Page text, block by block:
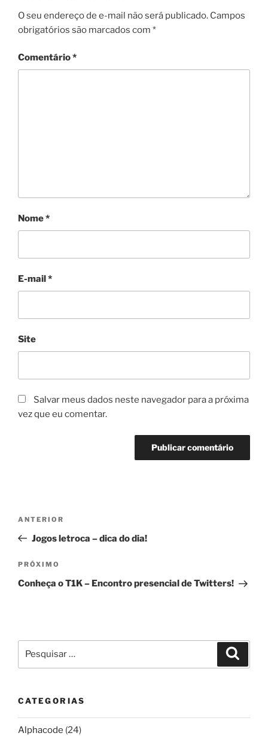
O seu endereço de e-mail não será publicado. Campos
obrigatórios são marcados com *
Comentário*
Nome*
E-mail*
Site
Salvar meus dados neste navegador para a próxima
vez que eu comentar.
Post
Post
anterior
ANTERIOR
Jogos letroca – dica do dia!
Próximo
post
PRÓXIMO
Conheça o T1K – Encontro presencial de Twitters!
por:
CATEGORIAS
Alphacode (24)